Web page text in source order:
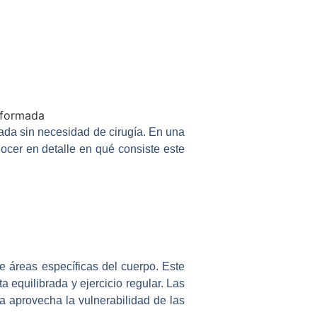
sin necesidad de cirugía. En una
en detalle en qué consiste este
áreas específicas del cuerpo. Este
equilibrada y ejercicio regular. Las
aprovecha la vulnerabilidad de las